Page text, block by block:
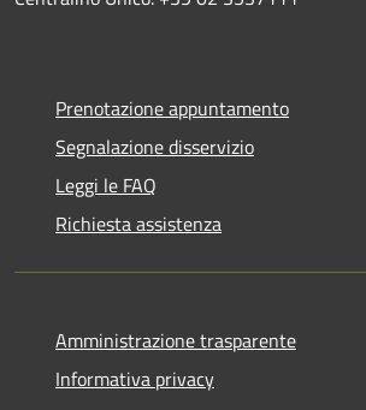
Prenotazione appuntamento
Segnalazione disservizio
Leggi le FAQ
Richiesta assistenza
Amministrazione trasparente
Informativa privacy